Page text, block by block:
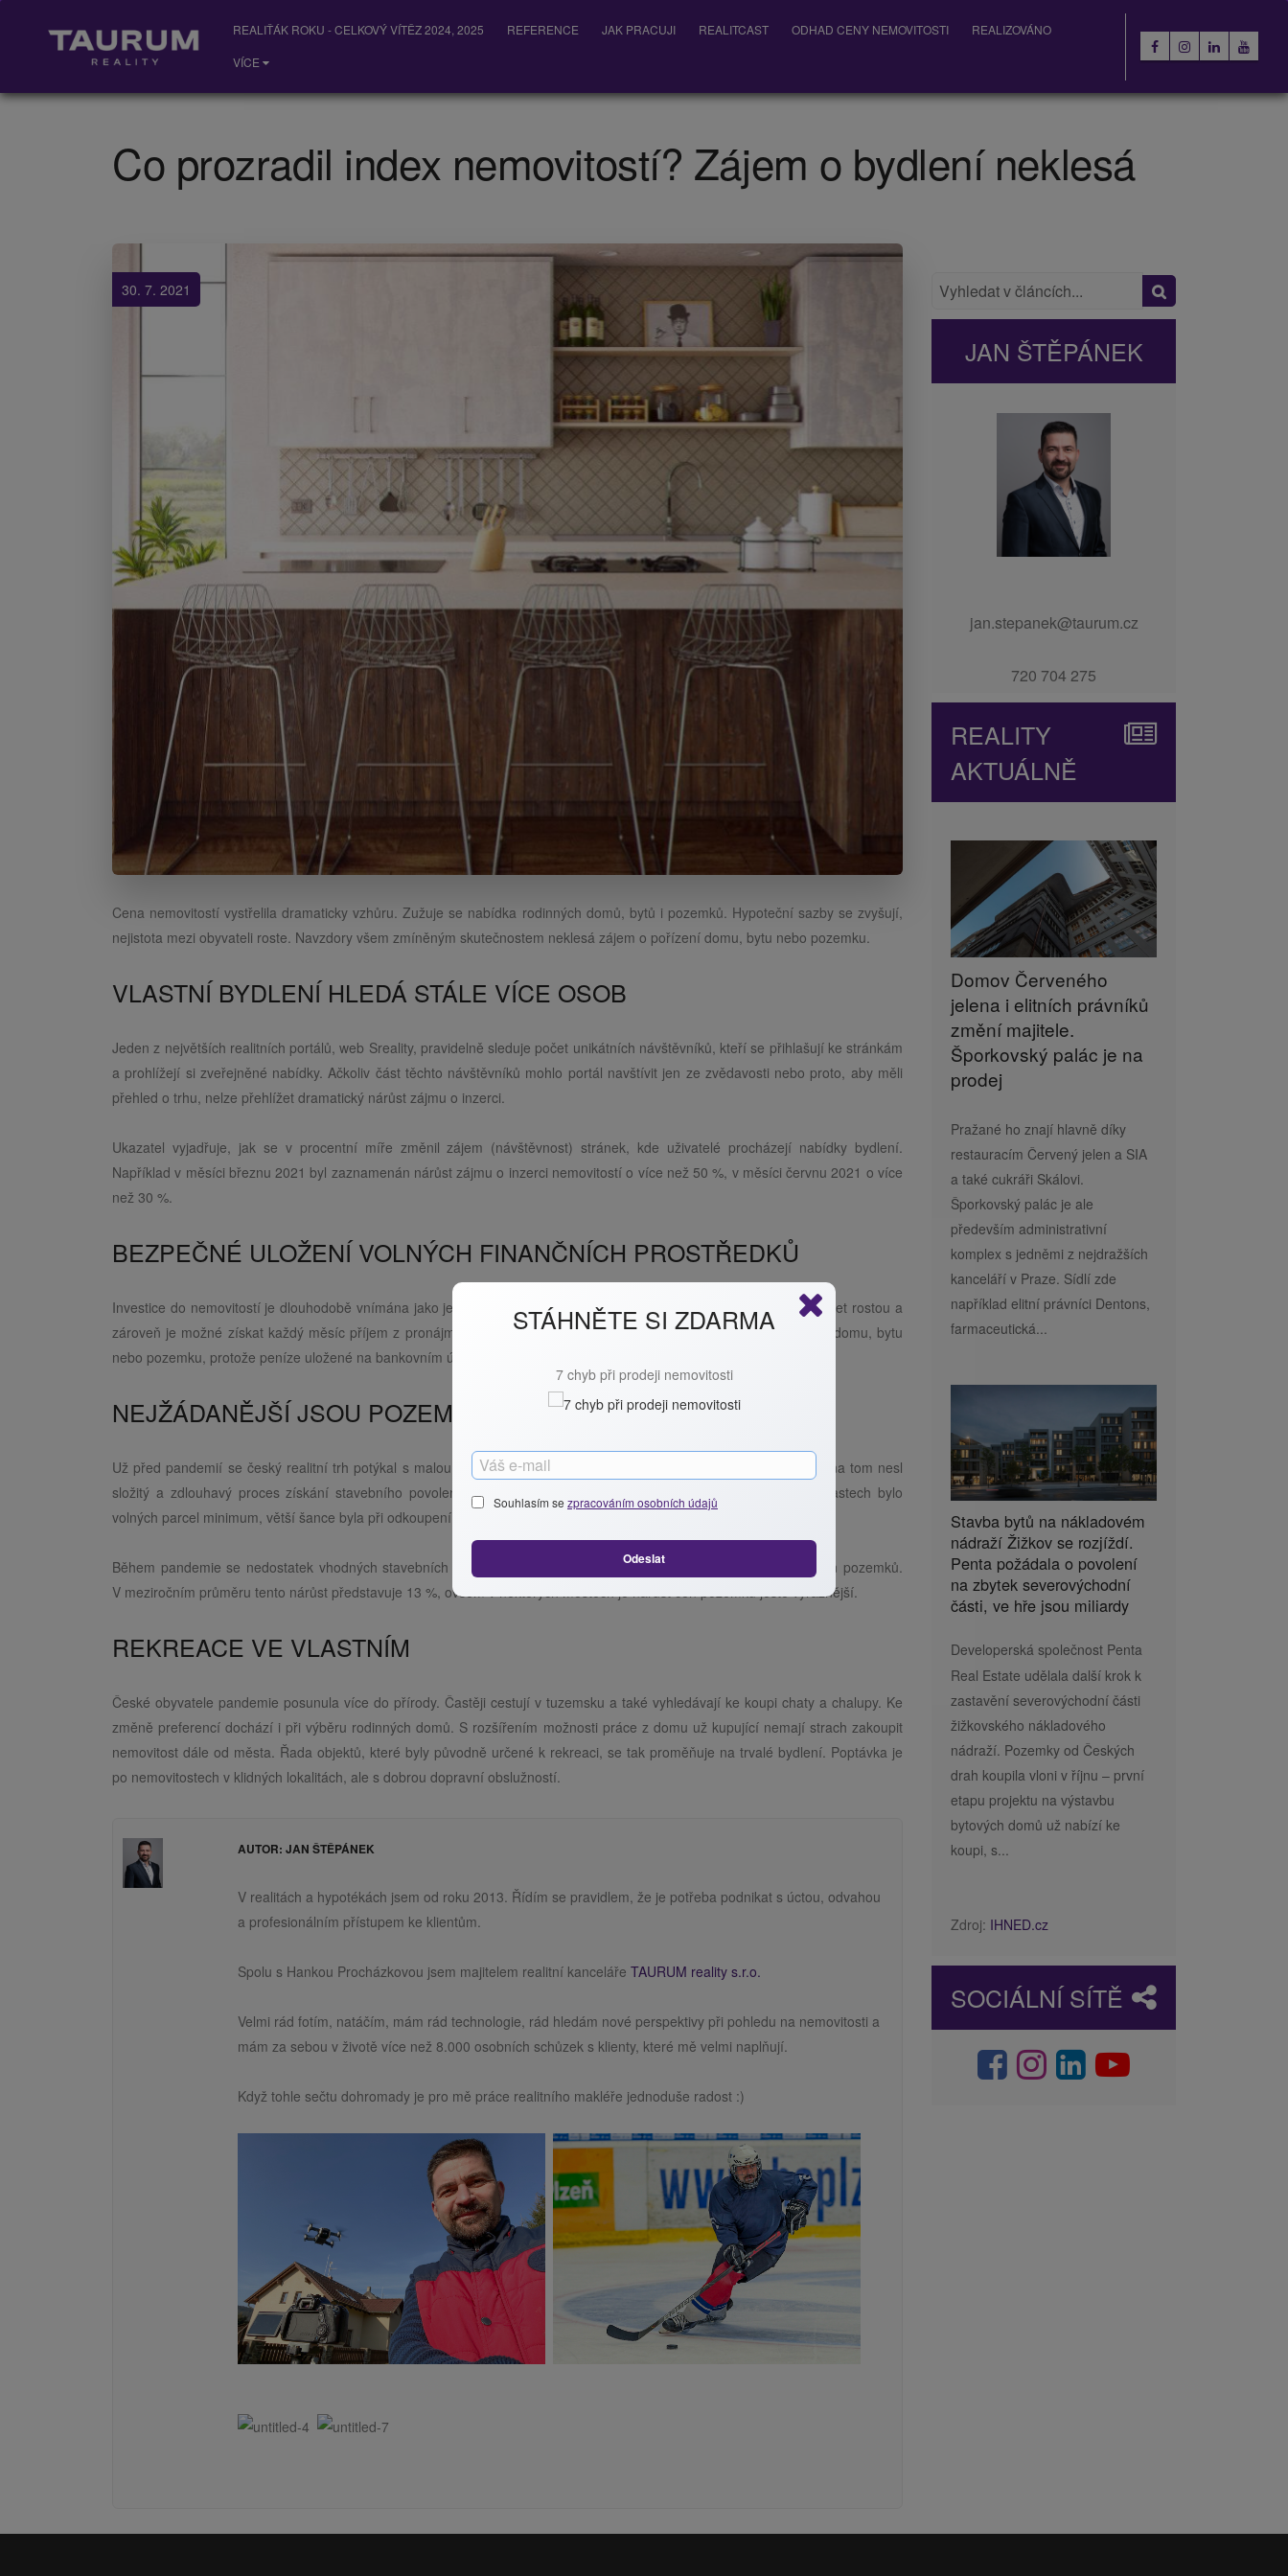
REALIŤÁK ROKU - CELKOVÝ VÍTĚZ 2024, 2025 REFERENCE JAK PRACUJI REALITCAST ODHAD CENY NEMOVITOSTI
REALIZOVÁNO
VÍCE
Co prozradil index nemovitostí? Zájem o bydlení neklesá
30. 7. 2021
Cena nemovitostí vystřelila dramaticky vzhůru. Zužuje se nabídka rodinných domů, bytů i pozemků. Hypoteční sazby se zvyšují,
nejistota mezi obyvateli roste. Navzdory všem zmíněným skutečnostem neklesá zájem o pořízení domu, bytu nebo pozemku.
VLASTNÍ BYDLENÍ HLEDÁ STÁLE VÍCE OSOB
Jeden z největších realitních portálů, web Sreality, pravidelně sleduje počet unikátních návštěvníků, kteří se přihlašují ke stránkám
a prohlížejí si zveřejněné nabídky. Ačkoliv část těchto návštěvníků mohlo portál navštívit jen ze zvědavosti nebo proto, aby měli
přehled o trhu, nelze přehlížet dramatický nárůst zájmu o inzerci.
Ukazatel vyjadřuje, jak se v procentní míře změnil zájem (návštěvnost) stránek, kde uživatelé procházejí nabídky bydlení.
Například v měsíci březnu 2021 byl zaznamenán nárůst zájmu o inzerci nemovitostí o více než 50 %, v měsíci červnu 2021 o více
než 30 %.
BEZPEČNÉ ULOŽENÍ VOLNÝCH FINANČNÍCH PROSTŘEDKŮ
Investice do nemovitostí je dlouhodobě vnímána jako jedna z nejbezpečnějších nákupů. Ceny nemovitostí v průběhu let rostou a
zároveň je možné získat každý měsíc příjem z pronájmu. Obavy z rostoucí inflace jsou motivací investorů k nákupu domu, bytu
nebo pozemku, protože peníze uložené na bankovním účtu budou rychle ztrácet hodnotu.
NEJŽÁDANĚJŠÍ JSOU POZEMKY
Už před pandemií se český realitní trh potýkal s malou nabídkou pozemků vhodných pro výstavbu. Částečnou vinu na tom nesl
složitý a zdlouhavý proces získání stavebního povolení nebo změny využití daného pozemku. V zastavěných oblastech bylo
volných parcel minimum, větší šance byla při odkoupení pozemku od developera v takzvaných satelitech.
Během pandemie se nedostatek vhodných stavebních parcel ještě prohloubil. V důsledku toho došlo i k nárůstu cen pozemků.
V meziročním průměru tento nárůst představuje 13 %, ovšem v některých městech je nárůst cen pozemků ještě výraznější.
REKREACE VE VLASTNÍM
České obyvatele pandemie posunula více do přírody. Častěji cestují v tuzemsku a také vyhledávají ke koupi chaty a chalupy. Ke
změně preferencí dochází i při výběru rodinných domů. S rozšířením možnosti práce z domu už kupující nemají strach zakoupit
nemovitost dále od města. Řada objektů, které byly původně určené k rekreaci, se tak proměňuje na trvalé bydlení. Poptávka je
po nemovitostech v klidných lokalitách, ale s dobrou dopravní obslužností.
AUTOR: JAN ŠTĚPÁNEK
V realitách a hypotékách jsem od roku 2013. Řídím se pravidlem, že je potřeba podnikat s úctou, odvahou
a profesionálním přístupem ke klientům.
Spolu s Hankou Procházkovou jsem majitelem realitní kancelářeTAURUM reality s.r.o.
Velmi rád fotím, natáčím, mám rád technologie, rád hledám nové perspektivy při pohledu na nemovitosti a
mám za sebou v životě více než 8.000 osobních schůzek s klienty, které mě velmi naplňují.
Když tohle sečtu dohromady je pro mě práce realitního makléře jednoduše radost :)
JAN ŠTĚPÁNEK
jan.stepanek@taurum.cz
720 704 275
REALITY
AKTUÁLNĚ
Domov Červeného
jelena i elitních právníků
změní majitele.
Šporkovský palác je na
prodej
Pražané ho znají hlavně díky
restauracím Červený jelen a SIA
a také cukráři Skálovi.
Šporkovský palác je ale
především administrativní
komplex s jedněmi z nejdražších
kanceláří v Praze. Sídlí zde
například elitní právníci Dentons,
farmaceutická...
Stavba bytů na nákladovém
nádraží Žižkov se rozjíždí.
Penta požádala o povolení
na zbytek severovýchodní
části, ve hře jsou miliardy
Developerská společnost Penta
Real Estate udělala další krok k
zastavění severovýchodní části
žižkovského nákladového
nádraží. Pozemky od Českých
drah koupila vloni v říjnu – první
etapu projektu na výstavbu
bytových domů už nabízí ke
koupi, s...
Zdroj: IHNED.cz
SOCIÁLNÍ SÍTĚ
STÁHNĚTE SI ZDARMA
7 chyb při prodeji nemovitosti
Souhlasím se zpracováním osobních údajů
Odeslat